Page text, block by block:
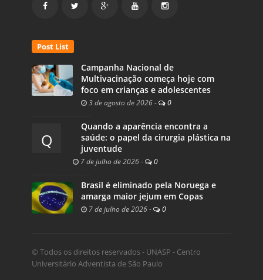
Post List
Campanha Nacional de
Multivacinação começa hoje com
foco em crianças e adolescentes
3 de agosto de 2026 - 0
Q
Quando a aparência encontra a
saúde: o papel da cirurgia plástica na
juventude
7 de julho de 2026 - 0
Brasil é eliminado pela Noruega e
amarga maior jejum em Copas
7 de julho de 2026 - 0
© Todos os direitos reservados - UNASP - Centro
Universitário Adventista de São Paulo